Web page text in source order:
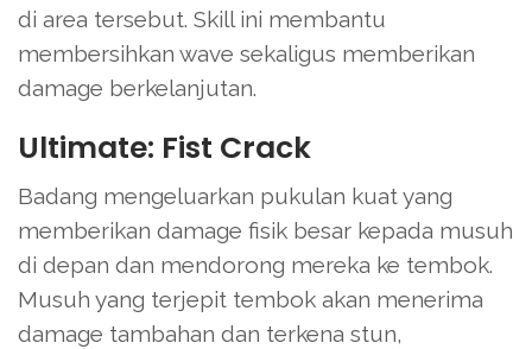
di area tersebut. Skill ini membantu
membersihkan wave sekaligus memberikan
damage berkelanjutan.
Ultimate: Fist Crack
Badang mengeluarkan pukulan kuat yang
memberikan damage fisik besar kepada musuh
di depan dan mendorong mereka ke tembok.
Musuh yang terjepit tembok akan menerima
damage tambahan dan terkena stun,